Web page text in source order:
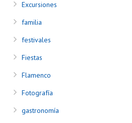
Excursiones
familia
festivales
Fiestas
Flamenco
Fotografía
gastronomía